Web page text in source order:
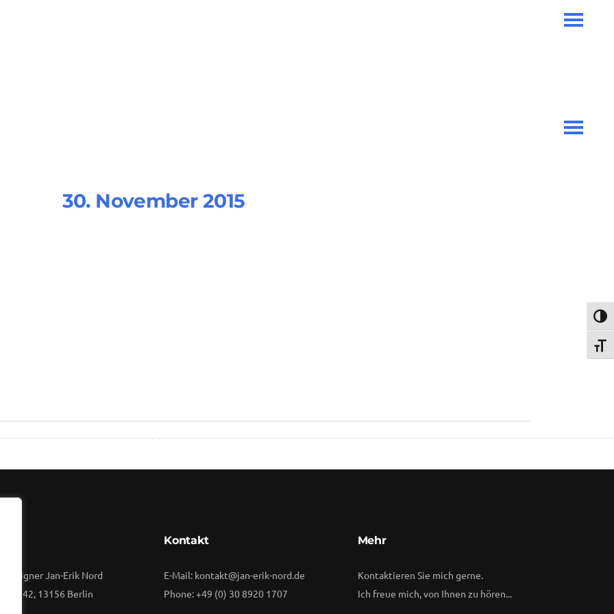
30. November 2015
Designer Jan-Erik Nord
42, 13156 Berlin
Kontakt
E-Mail: kontakt@jan-erik-nord.de
Phone: +49 (0) 30 8920 1707
Mehr
Kontaktieren Sie mich gerne.
Ich freue mich, von Ihnen zu hören...